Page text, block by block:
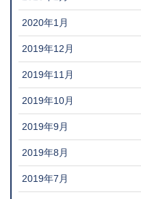
2020年1月
2019年12月
2019年11月
2019年10月
2019年9月
2019年8月
2019年7月